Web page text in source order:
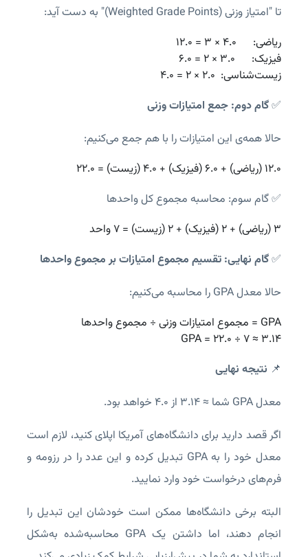
تا "امتیاز وزنی (Weighted Grade Points)" به دست آید:
زیست‌شناسی:  ۲.۰ × ۲ = ۴.۰
✅گام دوم: جمع امتیازات وزنی
حالا همه‌ی این امتیازات را با هم جمع می‌کنیم:
۱۲.۰ (ریاضی) + ۶.۰ (فیزیک) + ۴.۰ (زیست) = ۲۲.۰
✅ گام سوم: محاسبه مجموع کل واحدها
۳ (ریاضی) + ۲ (فیزیک) + ۲ (زیست) = ۷ واحد
✅گام نهایی: تقسیم مجموع امتیازات بر مجموع واحدها
حالا معدل GPA را محاسبه می‌کنیم:
GPA = ۲۲.۰ ÷ ۷ ≈ ۳.۱۴
📌 نتیجه نهایی
معدل GPA شما ≈ ۳.۱۴ از ۴.۰ خواهد بود.
اگر قصد دارید برای دانشگاه‌های آمریکا اپلای کنید، لازم است
معدل خود را به GPA تبدیل کرده و این عدد را در رزومه و
فرم‌های درخواست خود وارد نمایید.
البته برخی دانشگاه‌ها ممکن است خودشان این تبدیل را
انجام دهند، اما داشتن یک GPA محاسبه‌شده به‌شکل